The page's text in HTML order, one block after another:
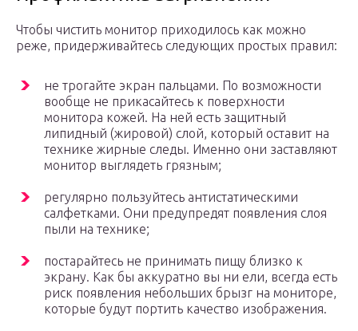
Чтобы чистить монитор приходилось как можно
реже, придерживайтесь следующих простых правил:
не трогайте экран пальцами. По возможности
вообще не прикасайтесь к поверхности
монитора кожей. На ней есть защитный
липидный (жировой) слой, который оставит на
технике жирные следы. Именно они заставляют
монитор выглядеть грязным;
регулярно пользуйтесь антистатическими
салфетками. Они предупредят появления слоя
пыли на технике;
постарайтесь не принимать пищу близко к
экрану. Как бы аккуратно вы ни ели, всегда есть
риск появления небольших брызг на мониторе,
которые будут портить качество изображения.